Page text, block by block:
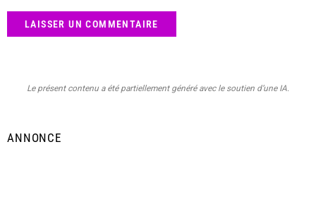
Le présent contenu a été partiellement généré avec le soutien d’une IA.
ANNONCE